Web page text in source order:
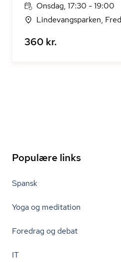
Onsdag, 17:30 - 19:00
Lindevangsparken,
360 kr.
Populære links
Spansk
Yoga og meditation
Foredrag og debat
IT